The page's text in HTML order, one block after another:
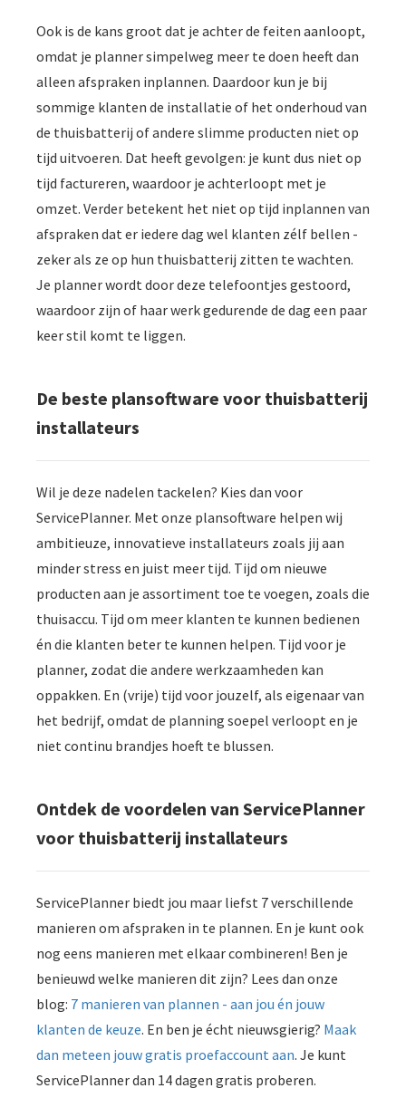
Ook is de kans groot dat je achter de feiten aanloopt,
omdat je planner simpelweg meer te doen heeft dan
alleen afspraken inplannen. Daardoor kun je bij
sommige klanten de installatie of het onderhoud van
de thuisbatterij of andere slimme producten niet op
tijd uitvoeren. Dat heeft gevolgen: je kunt dus niet op
tijd factureren, waardoor je achterloopt met je
omzet. Verder betekent het niet op tijd inplannen van
afspraken dat er iedere dag wel klanten zélf bellen -
zeker als ze op hun thuisbatterij zitten te wachten.
Je planner wordt door deze telefoontjes gestoord,
waardoor zijn of haar werk gedurende de dag een paar
keer stil komt te liggen.
De beste plansoftware voor thuisbatterij
installateurs
Wil je deze nadelen tackelen? Kies dan voor
ServicePlanner. Met onze plansoftware helpen wij
ambitieuze, innovatieve installateurs zoals jij aan
minder stress en juist meer tijd. Tijd om nieuwe
producten aan je assortiment toe te voegen, zoals die
thuisaccu. Tijd om meer klanten te kunnen bedienen
én die klanten beter te kunnen helpen. Tijd voor je
planner, zodat die andere werkzaamheden kan
oppakken. En (vrije) tijd voor jouzelf, als eigenaar van
het bedrijf, omdat de planning soepel verloopt en je
niet continu brandjes hoeft te blussen.
Ontdek de voordelen van ServicePlanner
voor thuisbatterij installateurs
ServicePlanner biedt jou maar liefst 7 verschillende
manieren om afspraken in te plannen. En je kunt ook
nog eens manieren met elkaar combineren! Ben je
benieuwd welke manieren dit zijn? Lees dan onze
blog: 7 manieren van plannen - aan jou én jouw
klanten de keuze. En ben je écht nieuwsgierig? Maak
dan meteen jouw gratis proefaccount aan. Je kunt
ServicePlanner dan 14 dagen gratis proberen.